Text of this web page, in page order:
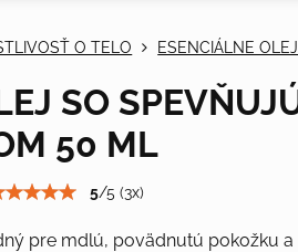
O TELO ESENCIÁLNE
SO
50 ML
5/5 (3x)
pre mdlú, povädnutú pokožku a